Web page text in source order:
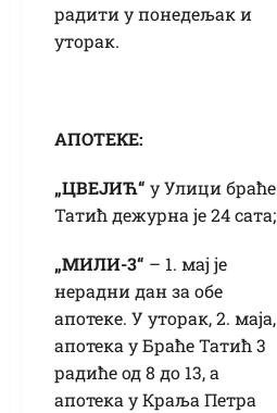
радити у понедељак и
уторак.
АПОТЕКЕ:
„ЦВЕЈИЋ“ у Улици браће
Татић дежурна је 24 сата;
„МИЛИ-3“ – 1. мај је
нерадни дан за обе
апотеке. У уторак, 2. маја,
апотека у Браће Татић 3
радиће од 8 до 13, а
апотека у Краља Петра